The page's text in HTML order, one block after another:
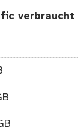
verbraucht